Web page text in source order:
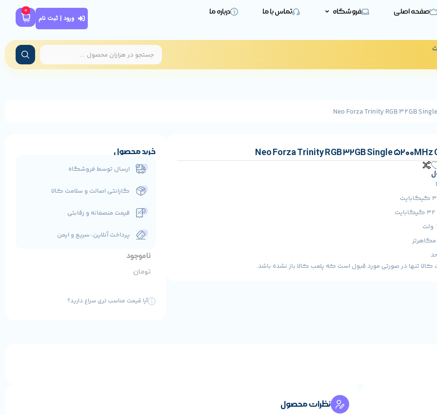
صفحه اصلی فروشگاه تماس با ما درباره ما
ورود | ثبت نام
0
تنها در صورتی مورد قبول است که پلمب کالا باز نشده باشد.
خرید محصول
ارسال توسط فروشگاه
گارانتی اصالت و سلامت کالا
قیمت منصفانه و رقابتی
پرداخت آنلاین، سریع و ایمن
ناموجود
تومان
آیا قیمت مناسب تری سراغ دارید؟
نظرات محصول